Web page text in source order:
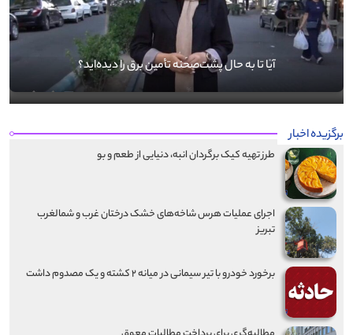
آیا تا به حال پشت‌صحنه تأمین برق را دیده‌اید؟
برگزیده اخبار
طرز تهیه کیک برگردان انبه، دنیایی از طعم و بو
اجرای عملیات هرس شاخه‌های خشک درختان غرب و شمالغرب
تبریز
برخورد خودرو با تیر سیمانی در میانه ۲ کشته و یک مصدوم داشت